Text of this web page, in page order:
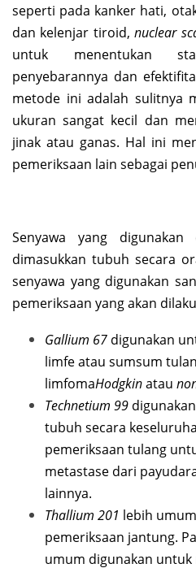
seperti pada kanker hati,
dan kelenjar tiroid,nuclear
untuk menentukan
penyebarannya dan
metode ini adalah sulitnya
ukuran sangat kecil dan
jinak atau ganas. Hal ini
pemeriksaan lain sebagai
Senyawa yang
dimasukkan tubuh secara
senyawa yang digunakan
pemeriksaan yang akan
Gallium 67 digunakan
limfe atau sumsum
limfomaHodgkinatau
Technetium 99
tubuh secara
pemeriksaan tulang
metastase dari
lainnya.
Thallium 201 lebih
pemeriksaan jantung.
umum digunakan